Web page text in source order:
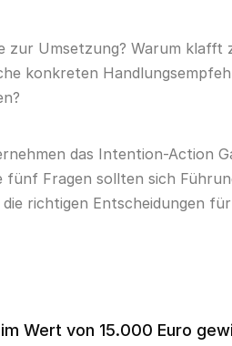
zur Umsetzung? Warum klafft
konkreten
das Intention-Action
fünf Fragen sollten sich
richtigen Entscheidungen
Wert von 15.000 Euro